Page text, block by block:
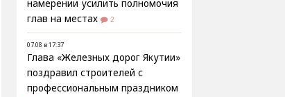
намерении усилить полномочия
глав на местах
2
07.08 в 17:37
Глава «Железных дорог Якутии»
поздравил строителей с
профессиональным праздником